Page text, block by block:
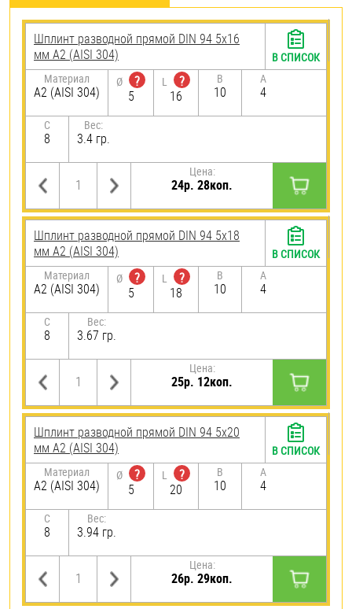
Шплинт разводной прямой DIN 94 5х16
мм А2 (AISI 304)
Материал
А2 (AISI 304)
Ø
?
5
L
?
16
B
10
A
4
C
8
Вес:
3.4 гр.
Цена:
24р. 28коп.
В СПИСОК
Шплинт разводной прямой DIN 94 5х18
мм А2 (AISI 304)
Материал
А2 (AISI 304)
Ø
?
5
L
?
18
B
10
A
4
C
8
Вес:
3.67 гр.
Цена:
25р. 12коп.
В СПИСОК
Шплинт разводной прямой DIN 94 5х20
мм А2 (AISI 304)
Материал
А2 (AISI 304)
Ø
?
5
L
?
20
B
10
A
4
C
8
Вес:
3.94 гр.
Цена:
26р. 29коп.
В СПИСОК